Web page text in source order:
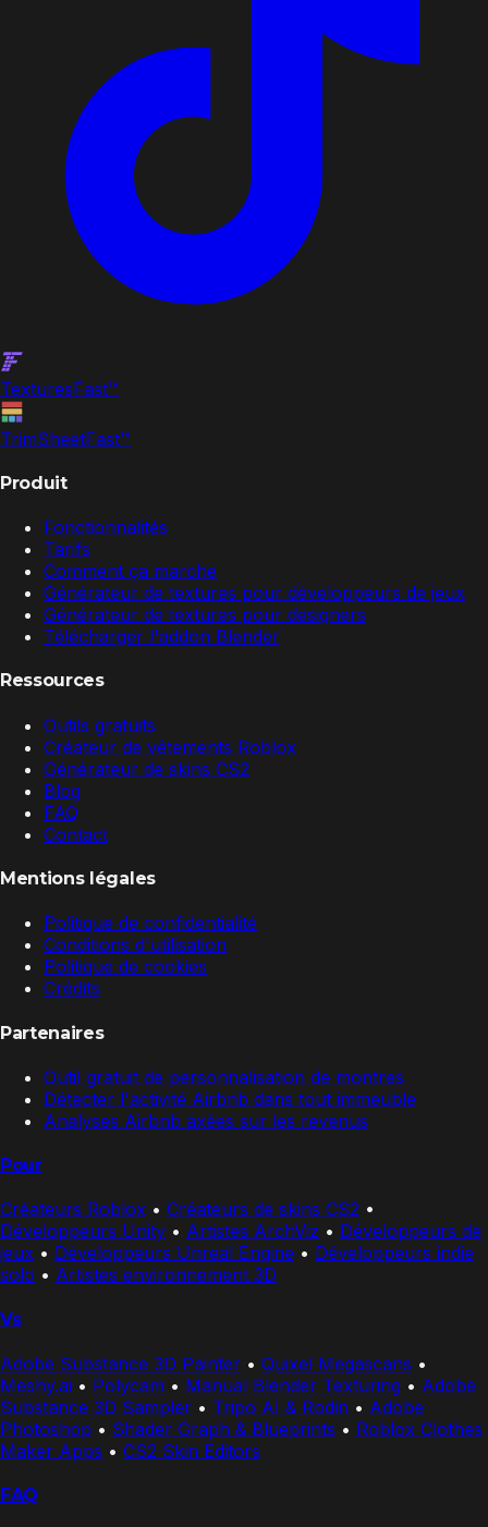
TexturesFast™
TrimSheetFast™
Produit
Fonctionnalités
Tarifs
Comment ça marche
Générateur de textures pour développeurs de jeux
Générateur de textures pour designers
Télécharger l'addon Blender
Ressources
Outils gratuits
Créateur de vêtements Roblox
Générateur de skins CS2
Blog
FAQ
Contact
Mentions légales
Politique de confidentialité
Conditions d'utilisation
Politique de cookies
Crédits
Partenaires
Outil gratuit de personnalisation de montres
Détecter l'activité Airbnb dans tout immeuble
Analyses Airbnb axées sur les revenus
Pour
Créateurs Roblox • Créateurs de skins CS2 •
Développeurs Unity • Artistes ArchViz • Développeurs de
jeux • Développeurs Unreal Engine • Développeurs indie
solo • Artistes environnement 3D
Vs
Adobe Substance 3D Painter • Quixel Megascans •
Meshy.ai • Polycam • Manual Blender Texturing • Adobe
Substance 3D Sampler • Tripo AI & Rodin • Adobe
Photoshop • Shader Graph & Blueprints • Roblox Clothes
Maker Apps • CS2 Skin Editors
FAQ